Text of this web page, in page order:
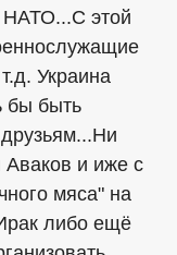
НАТО...С этой
Украина
бы быть
и иже с
мяса" на
либо ещё